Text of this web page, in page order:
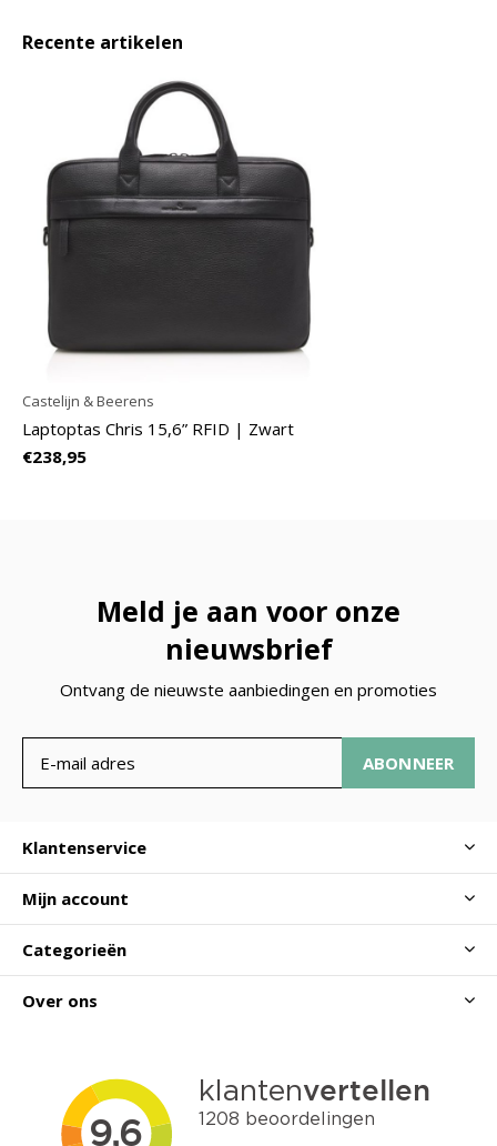
Recente artikelen
Castelijn & Beerens
Laptoptas Chris 15,6” RFID | Zwart
€238,95
Meld je aan voor onze
nieuwsbrief
Ontvang de nieuwste aanbiedingen en promoties
ABONNEER
Klantenservice
Mijn account
Categorieën
Over ons